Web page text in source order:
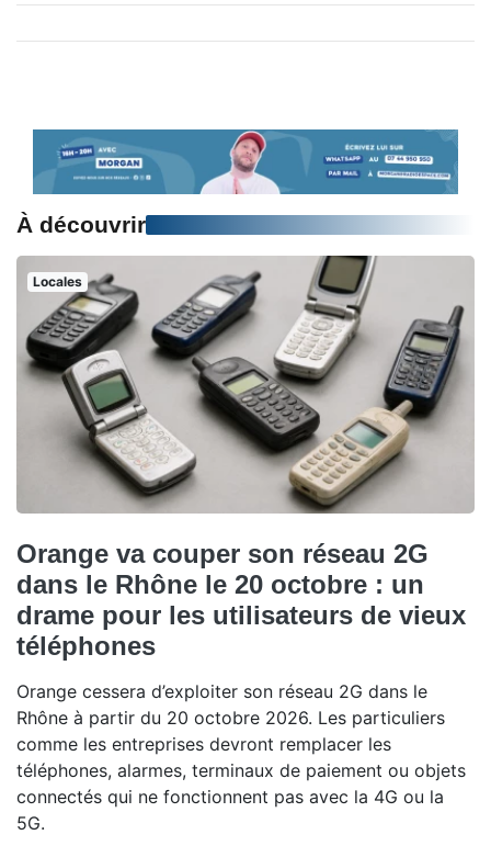
À découvrir
Locales
Orange va couper son réseau 2G
dans le Rhône le 20 octobre : un
drame pour les utilisateurs de vieux
téléphones
Orange cessera d’exploiter son réseau 2G dans le
Rhône à partir du 20 octobre 2026. Les particuliers
comme les entreprises devront remplacer les
téléphones, alarmes, terminaux de paiement ou objets
connectés qui ne fonctionnent pas avec la 4G ou la
5G.